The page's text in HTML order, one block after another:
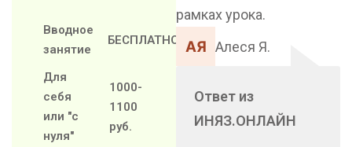
Вводное
занятие
БЕСПЛАТНО
Для
себя
или "с
нуля"
1000-
1100
руб.
рамках урока.
Алеся Я.
Ответ из
ИНЯЗ.ОНЛАЙН